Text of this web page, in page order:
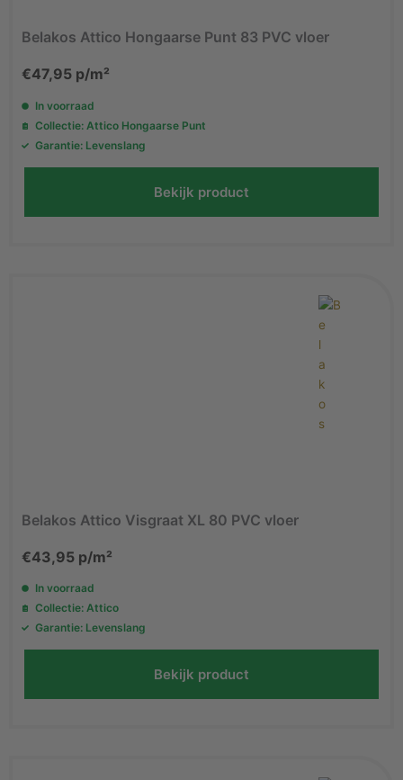
Belakos Attico Hongaarse Punt 83 PVC vloer
€47,95 p/m²
In voorraad
Collectie: Attico Hongaarse Punt
Garantie: Levenslang
Bekijk product
Belakos Attico Visgraat XL 80 PVC vloer
€43,95 p/m²
In voorraad
Collectie: Attico
Garantie: Levenslang
Bekijk product